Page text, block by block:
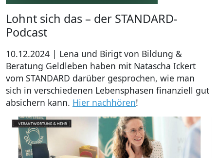
Lohnt sich das – der STANDARD-
Podcast
10.12.2024 | Lena und Birigt von Bildung &
Beratung Geldleben haben mit Natascha Ickert
vom STANDARD darüber gesprochen, wie man
sich in verschiedenen Lebensphasen finanziell gut
absichern kann. Hier nachhören!